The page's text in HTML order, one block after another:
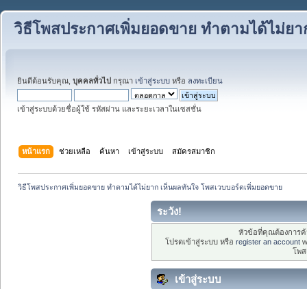
วิธีโพสประกาศเพิ่มยอดขาย ทำตามได้ไม่ย
ยินดีต้อนรับคุณ, บุคคลทั่วไป กรุณา เข้าสู่ระบบ หรือ ลงทะเบียน
เข้าสู่ระบบด้วยชื่อผู้ใช้ รหัสผ่าน และระยะเวลาในเซสชั่น
หน้าแรก ช่วยเหลือ ค้นหา เข้าสู่ระบบ สมัครสมาชิก
วิธีโพสประกาศเพิ่มยอดขาย ทำตามได้ไม่ยาก เห็นผลทันใจ โพสเวบบอร์ดเพิ่มยอดขาย
ระวัง!
หัวข้อที่คุณต้องการ
โปรดเข้าสู่ระบบ หรือ register an account
โพ
เข้าสู่ระบบ